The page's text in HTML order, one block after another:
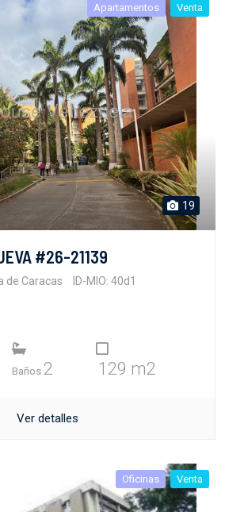
Apartamentos Venta
19
#26-21139
de Caracas ID-MIO: 40d1
Baños 2 129 m2
Ver detalles
Oficinas Venta